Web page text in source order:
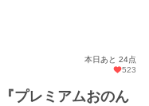
本日あと 24点
523
プレミアムおのん